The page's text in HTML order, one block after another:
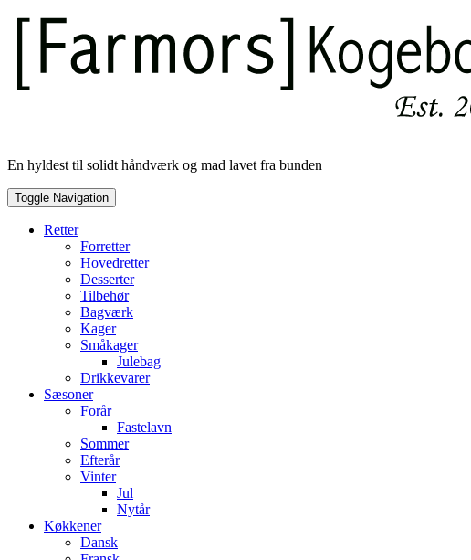
Skip
content
En hyldest til solidt håndværk og mad lavet fra bunden
Toggle Navigation
Retter
Forretter
Hovedretter
Desserter
Tilbehør
Bagværk
Kager
Småkager
Julebag
Drikkevarer
Sæsoner
Forår
Fastelavn
Sommer
Efterår
Vinter
Jul
Nytår
Køkkener
Dansk